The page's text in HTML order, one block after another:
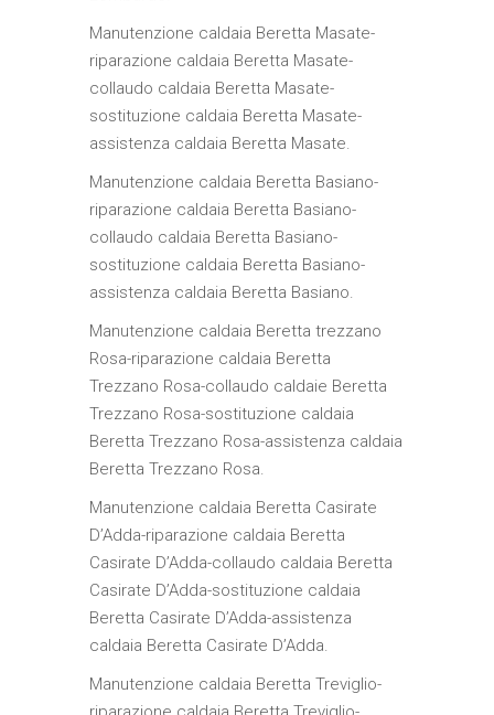
Manutenzione caldaia Beretta Masate-
riparazione caldaia Beretta Masate-
collaudo caldaia Beretta Masate-
sostituzione caldaia Beretta Masate-
assistenza caldaia Beretta Masate.
Manutenzione caldaia Beretta Basiano-
riparazione caldaia Beretta Basiano-
collaudo caldaia Beretta Basiano-
sostituzione caldaia Beretta Basiano-
assistenza caldaia Beretta Basiano.
Manutenzione caldaia Beretta trezzano
Rosa-riparazione caldaia Beretta
Trezzano Rosa-collaudo caldaie Beretta
Trezzano Rosa-sostituzione caldaia
Beretta Trezzano Rosa-assistenza caldaia
Beretta Trezzano Rosa.
Manutenzione caldaia Beretta Casirate
D’Adda-riparazione caldaia Beretta
Casirate D’Adda-collaudo caldaia Beretta
Casirate D’Adda-sostituzione caldaia
Beretta Casirate D’Adda-assistenza
caldaia Beretta Casirate D’Adda.
Manutenzione caldaia Beretta Treviglio-